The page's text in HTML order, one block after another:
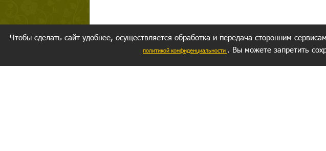
Чтобы сделать сайт удобнее, осуществляется обработка и передача сторонним
политикой конфиденциальности . Вы можете запретить